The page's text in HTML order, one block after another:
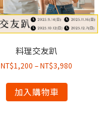
料理交友趴
NT$1,200 –NT$3,980
加入購物車